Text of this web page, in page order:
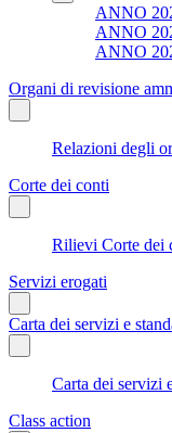
ANNO
ANNO
ANNO
Organi di revisione
Relazioni degli
Corte dei conti
Rilievi Corte dei
Servizi erogati
Carta dei servizi e
Carta dei servizi
Class action